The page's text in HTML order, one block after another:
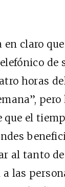
en claro
de
horas
que el
al tanto
a las